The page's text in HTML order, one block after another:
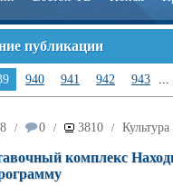
публикации
940 941 942 943 ...
/ 0 / 3810 / Культура
комплекс